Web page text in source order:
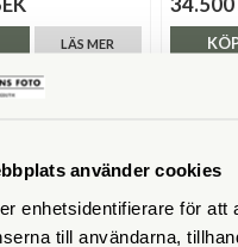
använder cookies
enhetsidentifierare för att
till användarna,
LÄS MER